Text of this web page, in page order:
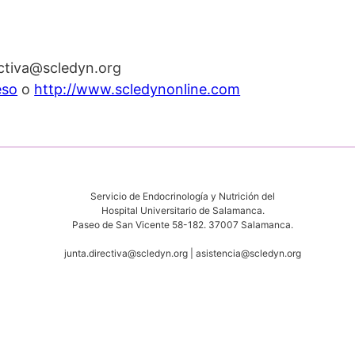
o http://www.scledynonline.com
Servicio de Endocrinología y Nutrición del
Hospital Universitario de Salamanca.
Paseo de San Vicente 58-182. 37007 Salamanca.
junta.directiva@scledyn.org | asistencia@scledyn.org